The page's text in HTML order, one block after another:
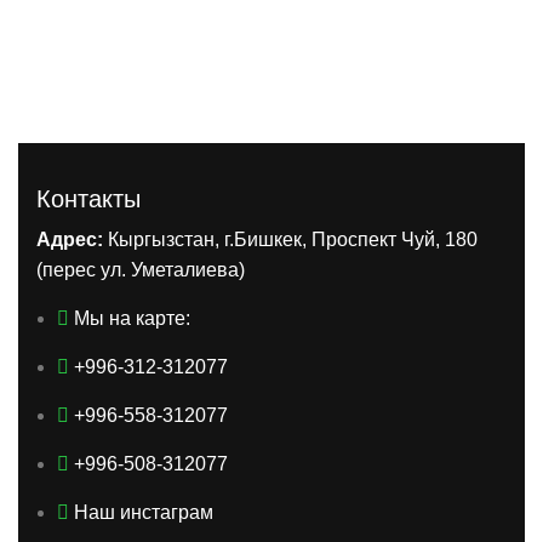
Контакты
Адрес: Кыргызстан, г.Бишкек, Проспект Чуй, 180
(перес ул. Уметалиева)
Мы на карте:
+996-312-312077
+996-558-312077
+996-508-312077
Наш инстаграм